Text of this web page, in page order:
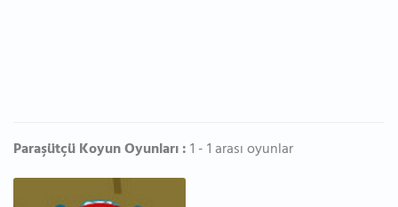
Paraşütçü Koyun Oyunları :1 - 1 arası oyunlar